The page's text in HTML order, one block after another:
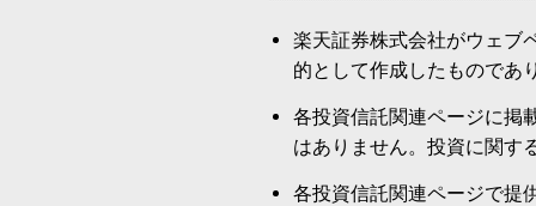
楽天証券株式会社がウェブ
的として作成したものであ
各投資信託関連ページに掲
はありません。投資に関す
各投資信託関連ページで提